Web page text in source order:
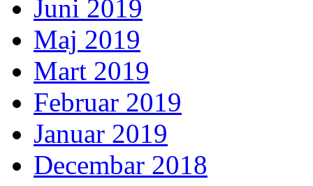
Juni 2019
Maj 2019
Mart 2019
Februar 2019
Januar 2019
Decembar 2018